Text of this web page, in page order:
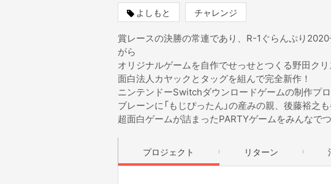
よしもと チャレンジ
賞レースの決勝の常連であり、R-1ぐらんぷり
がら
オリジナルゲームを自作でせっせとつくる野田クリ
面白法人カヤックとタッグを組んで完全新作！
ニンテンドーSwitchダウンロードゲームの制作プ
ブレーンに「もじぴったん」の産みの親、後藤裕之も
超面白ゲームが詰まったPARTYゲームをみんなで
プロジェクト リターン